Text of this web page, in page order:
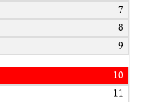
7
8
9
10
11